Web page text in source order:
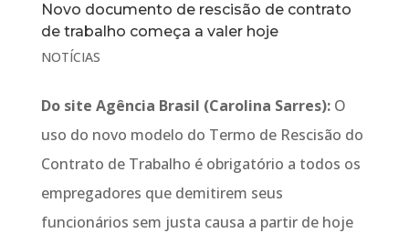
Novo documento de rescisão de contrato
de trabalho começa a valer hoje
NOTÍCIAS
Do site Agência Brasil (Carolina Sarres):O
uso do novo modelo do Termo de Rescisão do
Contrato de Trabalho é obrigatório a todos os
empregadores que demitirem seus
funcionários sem justa causa a partir de hoje